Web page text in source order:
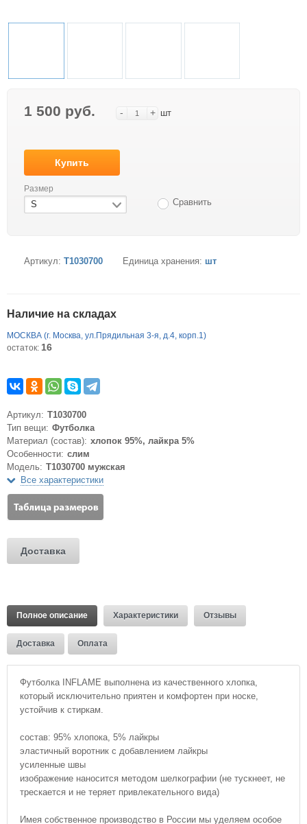
1 500 руб. - + шт
Купить
Размер
S Сравнить
Артикул: T1030700 Единица хранения: шт
Наличие на складах
МОСКВА (г. Москва, ул.Прядильная 3-я, д.4, корп.1)
остаток: 16
Артикул: T1030700
Тип вещи: Футболка
Материал (состав): хлопок 95%, лайкра 5%
Особенности: слим
Модель: T1030700 мужская
Все характеристики
Доставка
Полное описание Характеристики Отзывы
Доставка Оплата
Футболка INFLAME выполнена из качественного хлопка,
который исключительно приятен и комфортен при носке,
устойчив к стиркам.
состав: 95% хлопока, 5% лайкры
эластичный воротник с добавлением лайкры
усиленные швы
изображение наносится методом шелкографии (не тускнеет, не
трескается и не теряет привлекательного вида)
Имея собственное производство в России мы уделяем особое